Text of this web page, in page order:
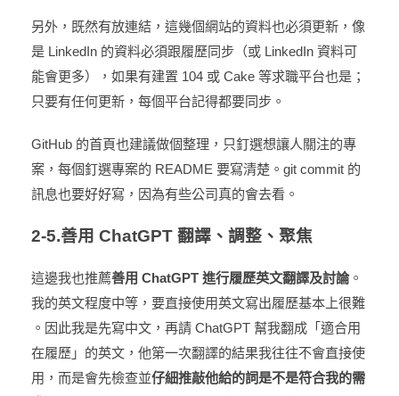
另外，既然有放連結，這幾個網站的資料也必須更新，像
是 LinkedIn 的資料必須跟履歷同步（或 LinkedIn 資料可
能會更多），如果有建置 104 或 Cake 等求職平台也是；
只要有任何更新，每個平台記得都要同步。
GitHub 的首頁也建議做個整理，只釘選想讓人關注的專
案，每個釘選專案的 README 要寫清楚。git commit 的
訊息也要好好寫，因為有些公司真的會去看。
2-5.善用 ChatGPT 翻譯、調整、聚焦
這邊我也推薦善用 ChatGPT 進行履歷英文翻譯及討論。
我的英文程度中等，要直接使用英文寫出履歷基本上很難
。因此我是先寫中文，再請 ChatGPT 幫我翻成「適合用
在履歷」的英文，他第一次翻譯的結果我往往不會直接使
用，而是會先檢查並仔細推敲他給的詞是不是符合我的需